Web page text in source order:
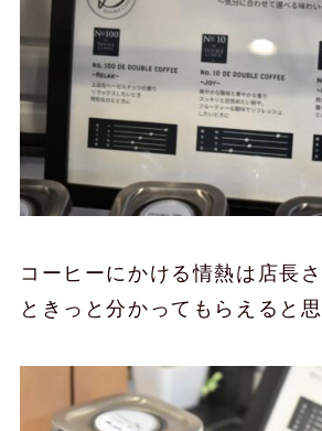
コーヒーにかける情熱は店長
ときっと分かってもらえると